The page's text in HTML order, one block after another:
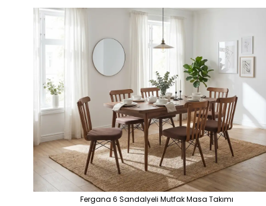
Fergana 6 Sandalyeli Mutfak Masa Takımı